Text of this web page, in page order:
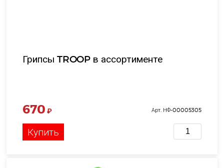
Грипсы TROOP в ассортименте
670 ₽ Арт. НФ-00005305
Купить